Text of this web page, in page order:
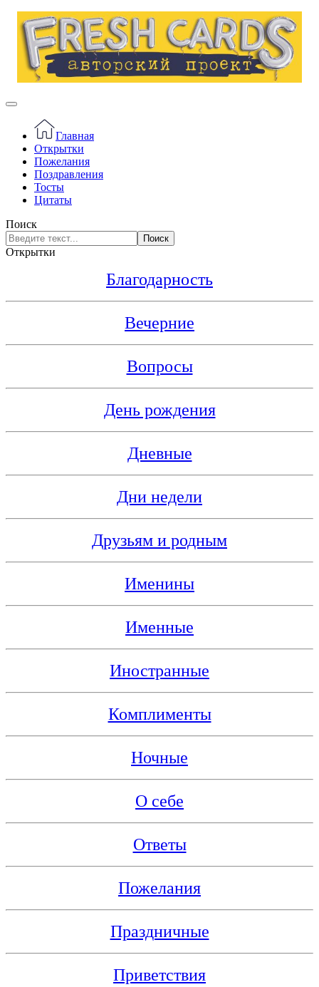
Главная
Открытки
Пожелания
Поздравления
Тосты
Цитаты
Поиск
Поиск
Открытки
Благодарность
Вечерние
Вопросы
День рождения
Дневные
Дни недели
Друзьям и родным
Именины
Именные
Иностранные
Комплименты
Ночные
О себе
Ответы
Пожелания
Праздничные
Приветствия